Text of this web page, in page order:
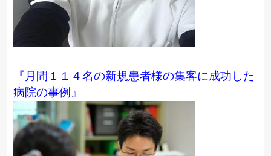
『月間１１４名の新規患者様の集客に成功した
病院の事例』